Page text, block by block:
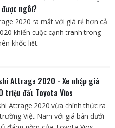
ngôi?
2020 ra mắt với giá rẻ hơn cả
khiến cuộc cạnh tranh trong
khốc liệt.
Attrage 2020 - Xe nhập giá
triệu đấu Toyota Vios
Attrage 2020 vừa chính thức ra
Việt Nam với giá bán dưới